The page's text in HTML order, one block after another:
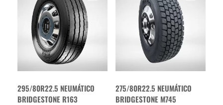
295/80R22.5 NEUMÁTICO
BRIDGESTONE R163
275/80R22.5 NEUMÁTICO
BRIDGESTONE M745